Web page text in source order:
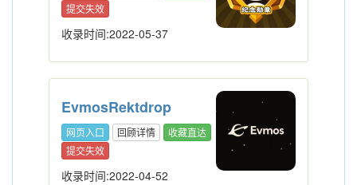
提交失效
收录时间:2022-05-37
EvmosRektdrop
网页入口 回顾详情
收藏直达
提交失效
收录时间:2022-04-52